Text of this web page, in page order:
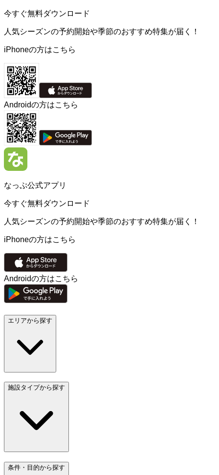
今すぐ無料ダウンロード
人気シーズンの予約開始や季節のおすすめ特集が届く！
iPhoneの方はこちら
Androidの方はこちら
なっぷ公式アプリ
今すぐ無料ダウンロード
人気シーズンの予約開始や季節のおすすめ特集が届く！
iPhoneの方はこちら
Androidの方はこちら
エリアから探す
施設タイプから探す
条件・目的から探す